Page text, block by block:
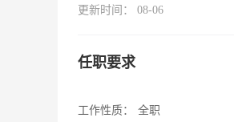
更新时间： 08-06
任职要求
工作性质：
全职